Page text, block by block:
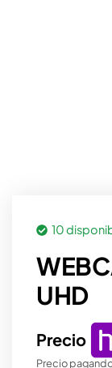
10
UHD
Precio
Precio